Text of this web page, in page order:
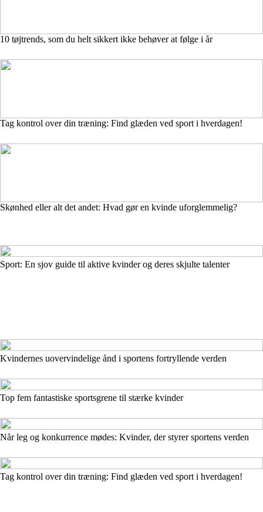
10 tøjtrends, som du helt sikkert ikke behøver at følge i år
Tag kontrol over din træning: Find glæden ved sport i hverdagen!
Skønhed eller alt det andet: Hvad gør en kvinde uforglemmelig?
Sport: En sjov guide til aktive kvinder og deres skjulte talenter
Kvindernes uovervindelige ånd i sportens fortryllende verden
Top fem fantastiske sportsgrene til stærke kvinder
Når leg og konkurrence mødes: Kvinder, der styrer sportens verden
Tag kontrol over din træning: Find glæden ved sport i hverdagen!